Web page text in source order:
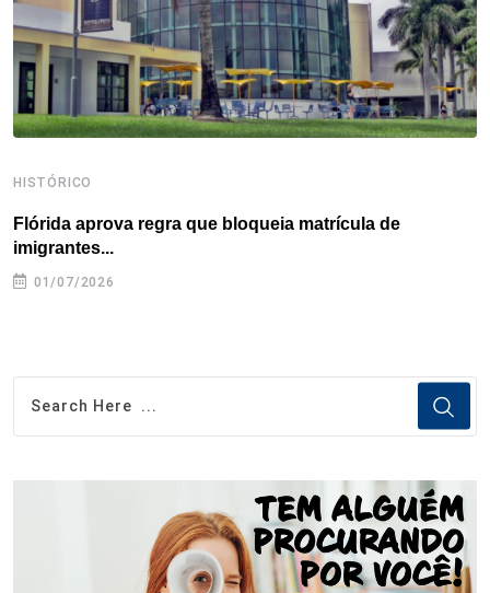
HISTÓRICO
Flórida aprova regra que bloqueia matrícula de
imigrantes...
01/07/2026